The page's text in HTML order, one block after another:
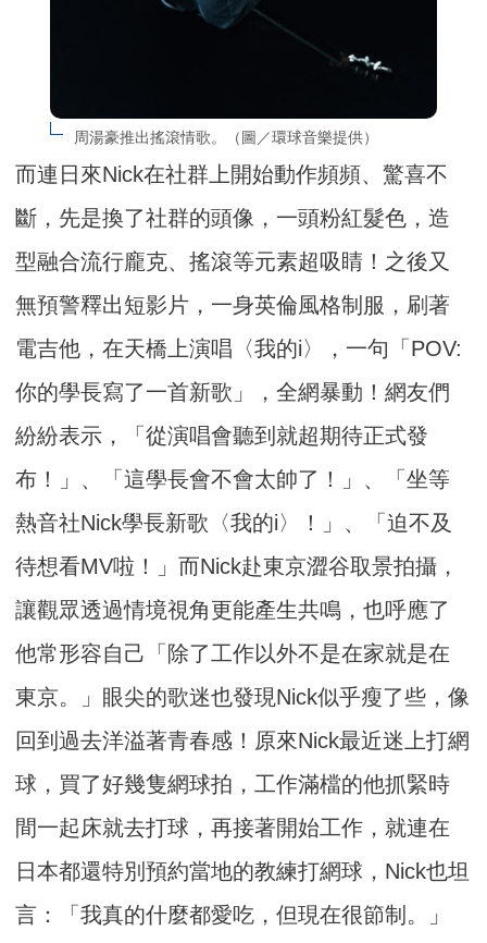
周湯豪推出搖滾情歌。（圖／環球音樂提供）
而連日來Nick在社群上開始動作頻頻、驚喜不
斷，先是換了社群的頭像，一頭粉紅髮色，造
型融合流行龐克、搖滾等元素超吸睛！之後又
無預警釋出短影片，一身英倫風格制服，刷著
電吉他，在天橋上演唱〈我的i〉，一句「POV:
你的學長寫了一首新歌」，全網暴動！網友們
紛紛表示，「從演唱會聽到就超期待正式發
布！」、「這學長會不會太帥了！」、「坐等
熱音社Nick學長新歌〈我的i〉！」、「迫不及
待想看MV啦！」而Nick赴東京澀谷取景拍攝，
讓觀眾透過情境視角更能產生共鳴，也呼應了
他常形容自己「除了工作以外不是在家就是在
東京。」眼尖的歌迷也發現Nick似乎瘦了些，像
回到過去洋溢著青春感！原來Nick最近迷上打網
球，買了好幾隻網球拍，工作滿檔的他抓緊時
間一起床就去打球，再接著開始工作，就連在
日本都還特別預約當地的教練打網球，Nick也坦
言：「我真的什麼都愛吃，但現在很節制。」